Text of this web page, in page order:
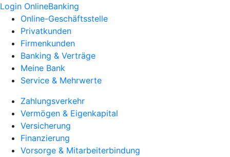
Login OnlineBanking
Online-Geschäftsstelle
Privatkunden
Firmenkunden
Banking & Verträge
Meine Bank
Service & Mehrwerte
Zahlungsverkehr
Vermögen & Eigenkapital
Versicherung
Finanzierung
Vorsorge & Mitarbeiterbindung